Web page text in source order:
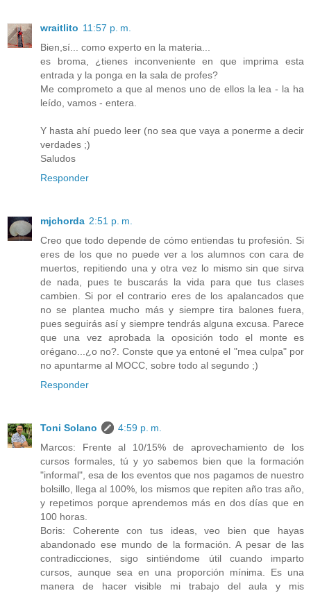
wraitlito 11:57 p. m.
Bien,sí... como experto en la materia...
es broma, ¿tienes inconveniente en que imprima esta
entrada y la ponga en la sala de profes?
Me comprometo a que al menos uno de ellos la lea - la ha
leído, vamos - entera.
Y hasta ahí puedo leer (no sea que vaya a ponerme a decir
verdades ;)
Saludos
Responder
mjchorda 2:51 p. m.
Creo que todo depende de cómo entiendas tu profesión. Si
eres de los que no puede ver a los alumnos con cara de
muertos, repitiendo una y otra vez lo mismo sin que sirva
de nada, pues te buscarás la vida para que tus clases
cambien. Si por el contrario eres de los apalancados que
no se plantea mucho más y siempre tira balones fuera,
pues seguirás así y siempre tendrás alguna excusa. Parece
que una vez aprobada la oposición todo el monte es
orégano...¿o no?. Conste que ya entoné el "mea culpa" por
no apuntarme al MOCC, sobre todo al segundo ;)
Responder
Toni Solano
4:59 p. m.
Marcos: Frente al 10/15% de aprovechamiento de los
cursos formales, tú y yo sabemos bien que la formación
"informal", esa de los eventos que nos pagamos de nuestro
bolsillo, llega al 100%, los mismos que repiten año tras año,
y repetimos porque aprendemos más en dos días que en
100 horas.
Boris: Coherente con tus ideas, veo bien que hayas
abandonado ese mundo de la formación. A pesar de las
contradicciones, sigo sintiéndome útil cuando imparto
cursos, aunque sea en una proporción mínima. Es una
manera de hacer visible mi trabajo del aula y mis